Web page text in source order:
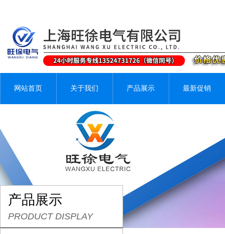
网站首页 关于我们 产品展示 最新促销
产品展示
PRODUCT DISPLAY